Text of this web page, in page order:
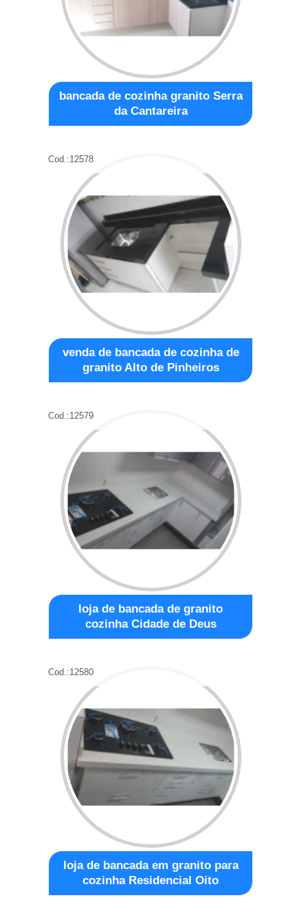
bancada de cozinha granito Serra
da Cantareira
Cod.:12578
venda de bancada de cozinha de
granito Alto de Pinheiros
Cod.:12579
loja de bancada de granito
cozinha Cidade de Deus
Cod.:12580
loja de bancada em granito para
cozinha Residencial Oito